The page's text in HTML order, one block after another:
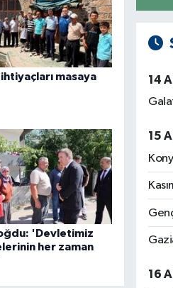
masaya
'Devletimiz
her zaman
14
15
16